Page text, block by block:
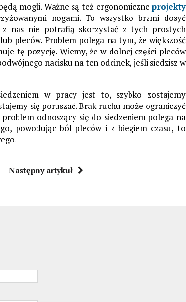
mogli. Ważne są też ergonomiczne projekty
nogami. To wszystko brzmi dosyć
nas nie potrafią skorzystać z tych prostych
pleców. Problem polega na tym, że większość
tę pozycję. Wiemy, że w dolnej części pleców
nacisku na ten odcinek, jeśli siedzisz w
w pracy jest to, szybko zostajemy
się poruszać. Brak ruchu może ograniczyć
odnoszący się do siedzeniem polega na
powodując ból pleców i z biegiem czasu, to
Następny artykuł